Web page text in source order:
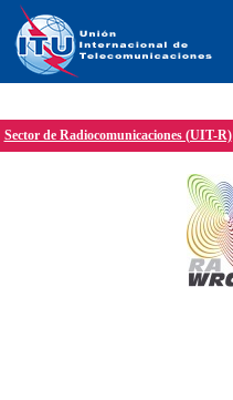
Sector de Radiocomunicaciones (UIT-R)